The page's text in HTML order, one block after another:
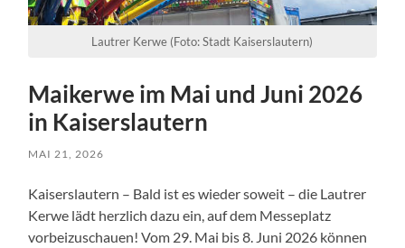
Lautrer Kerwe (Foto: Stadt Kaiserslautern)
Maikerwe im Mai und Juni 2026
in Kaiserslautern
MAI 21, 2026
Kaiserslautern – Bald ist es wieder soweit – die Lautrer
Kerwe lädt herzlich dazu ein, auf dem Messeplatz
vorbeizuschauen! Vom 29. Mai bis 8. Juni 2026 können